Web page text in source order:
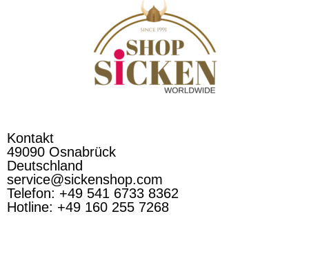
Kontakt
49090 Osnabrück
Deutschland
service@sickenshop.com
Telefon: +49 541 6733 8362
Hotline: +49 160 255 7268